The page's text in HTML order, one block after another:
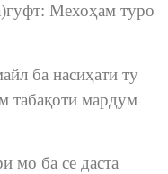
Мехоҳам туро
ба насиҳати ту
табақоти мардум
мо ба се даста